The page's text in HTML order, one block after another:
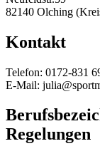
82140 Olching
Kontakt
Telefon: 0172-831
E-Mail:
Regelungen